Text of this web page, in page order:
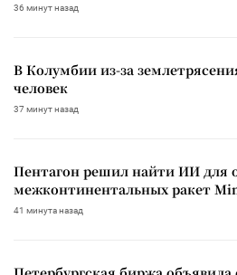
36 минут назад
В Колумбии из-за
человек
37 минут назад
Пентагон решил найти ИИ для
межконтинентальных ракет
41 минута назад